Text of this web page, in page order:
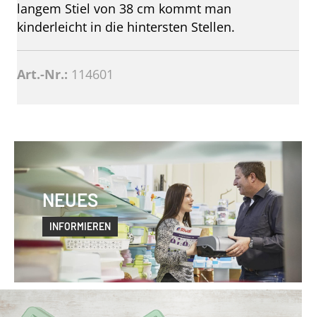
langem Stiel von 38 cm kommt man
kinderleicht in die hintersten Stellen.
Art.-Nr.: 114601
NEUES
INFORMIEREN